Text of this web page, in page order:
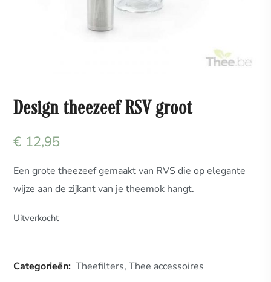
Design theezeef RSV groot
€ 12,95
Een grote theezeef gemaakt van RVS die op elegante
wijze aan de zijkant van je theemok hangt.
Categorieën: Theefilters,Thee accessoires
Uitverkocht